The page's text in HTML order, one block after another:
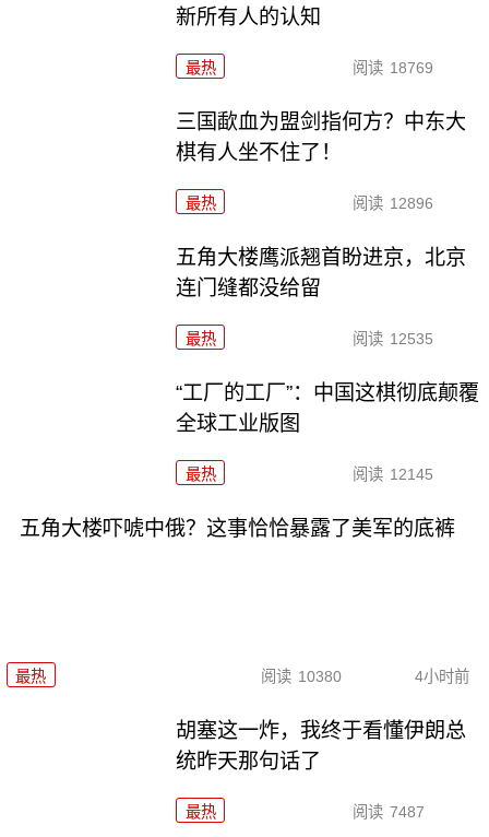
新所有人的认知
最热 阅读 18769
三国歃血为盟剑指何方？中东大
棋有人坐不住了！
最热 阅读 12896
五角大楼鹰派翘首盼进京，北京
连门缝都没给留
最热 阅读 12535
“工厂的工厂”：中国这棋彻底颠覆
全球工业版图
最热 阅读 12145
五角大楼吓唬中俄？这事恰恰暴露了美军的底裤
最热 阅读 10380 4小时前
胡塞这一炸，我终于看懂伊朗总
统昨天那句话了
最热 阅读 7487